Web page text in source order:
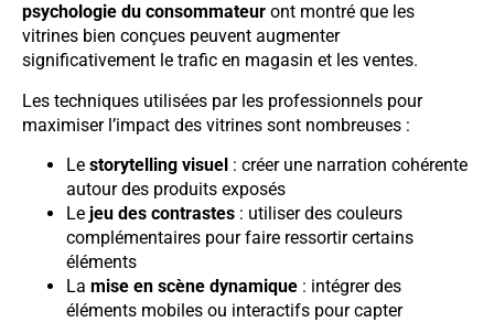
psychologie du consommateur ont montré que les
vitrines bien conçues peuvent augmenter
significativement le trafic en magasin et les ventes.
Les techniques utilisées par les professionnels pour
maximiser l’impact des vitrines sont nombreuses :
Le storytelling visuel : créer une narration cohérente
autour des produits exposés
Le jeu des contrastes : utiliser des couleurs
complémentaires pour faire ressortir certains
éléments
La mise en scène dynamique : intégrer des
éléments mobiles ou interactifs pour capter